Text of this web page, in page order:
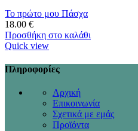
Το πρώτο μου Πάσχα
18.00 €
Προσθήκη στο καλάθι
Quick view
Πληροφορίες
Αρχική
Επικοινωνία
Σχετικά με εμάς
Προϊόντα